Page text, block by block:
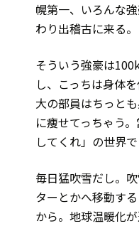
幌第一、いろんな
わり出稽古に来る。
そういう強豪は
し、こっちは身体
大の部員はちっと
に痩せてっちゃう
してくれ」の世界で
毎日猛吹雪だし。
ターとかへ移動す
から。地球温暖化